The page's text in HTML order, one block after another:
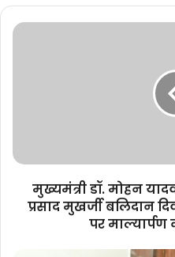
मुख्यमंत्री
श्यामा
मुखर्जी
बलिदान
मुख्यमंत्री डॉ. मोहन
प्रसाद मुखर्जी बलिदान
पर